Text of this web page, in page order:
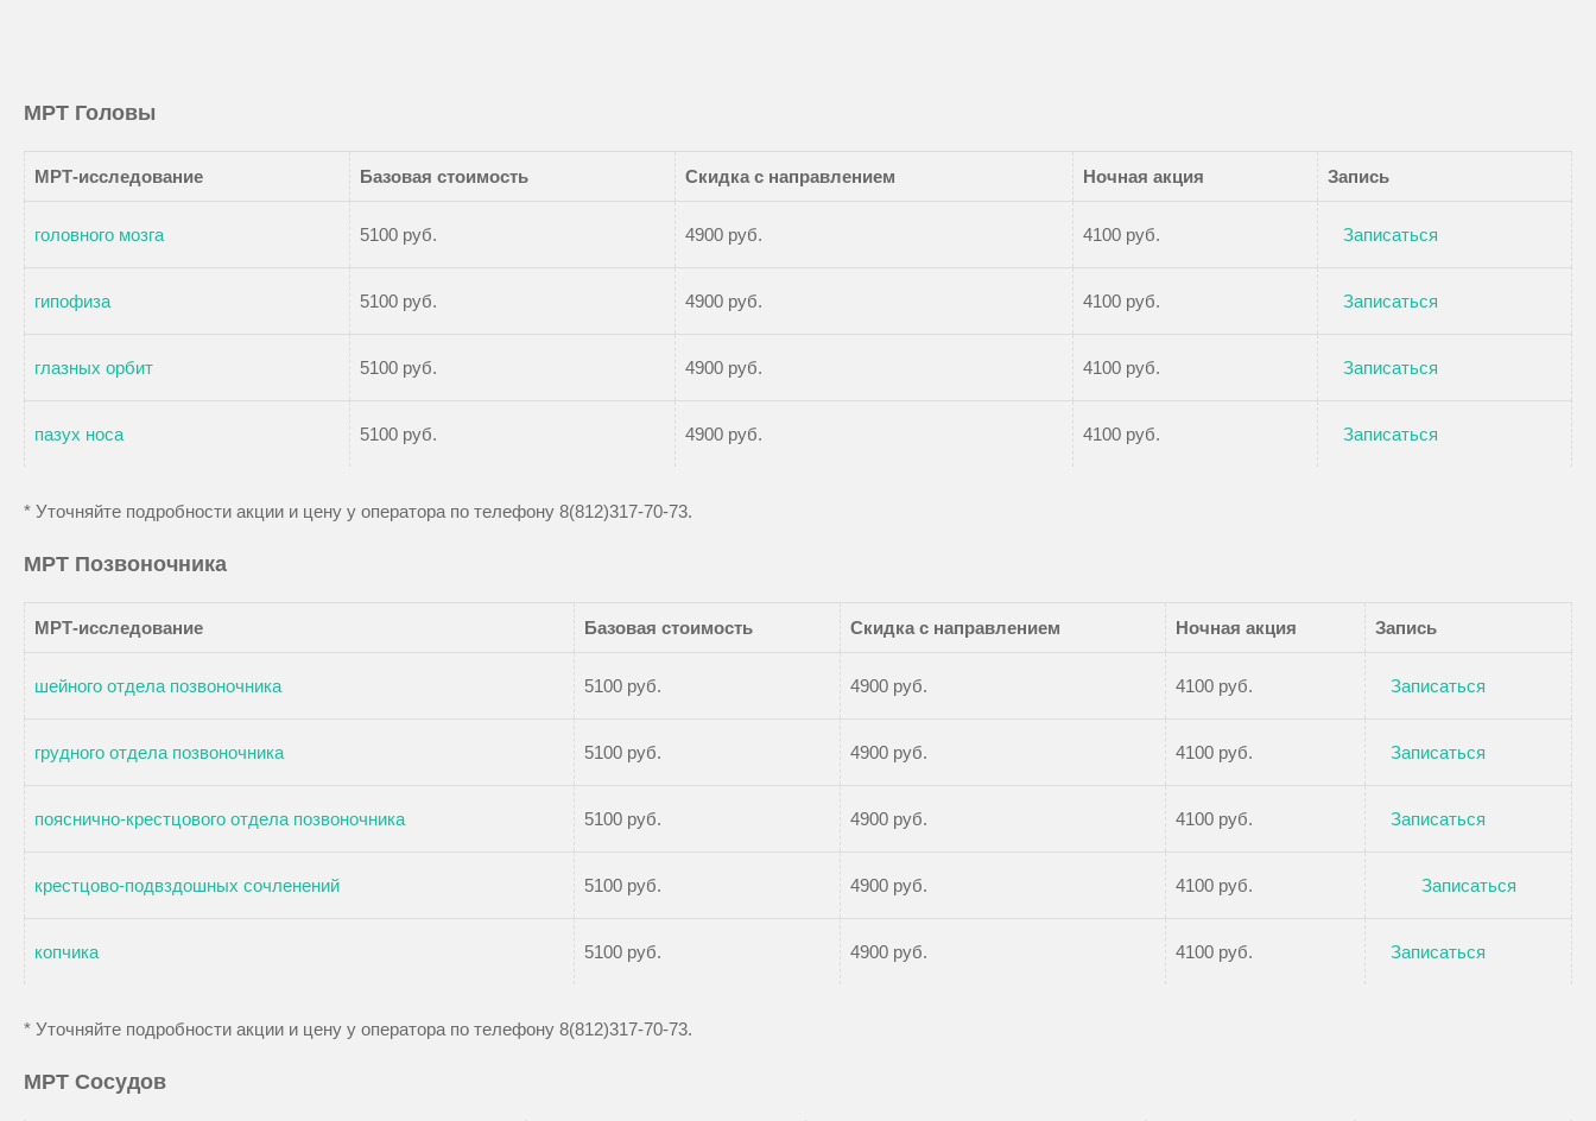
МРТ Головы
МРТ-исследование Базовая стоимость Скидка с направлением Ночная акция Запись
головного мозга 5100 руб. 4900 руб. 4100 руб. Записаться
гипофиза 5100 руб. 4900 руб. 4100 руб. Записаться
глазных орбит 5100 руб. 4900 руб. 4100 руб. Записаться
пазух носа 5100 руб. 4900 руб. 4100 руб. Записаться
* Уточняйте подробности акции и цену у оператора по телефону 8(812)317-70-73.
МРТ Позвоночника
МРТ-исследование Базовая стоимость Скидка с направлением Ночная акция Запись
шейного отдела позвоночника 5100 руб. 4900 руб. 4100 руб. Записаться
грудного отдела позвоночника 5100 руб. 4900 руб. 4100 руб. Записаться
пояснично-крестцового отдела позвоночника 5100 руб. 4900 руб. 4100 руб. Записаться
крестцово-подвздошных сочленений 5100 руб. 4900 руб. 4100 руб. Записаться
копчика 5100 руб. 4900 руб. 4100 руб. Записаться
* Уточняйте подробности акции и цену у оператора по телефону 8(812)317-70-73.
МРТ Cосудов